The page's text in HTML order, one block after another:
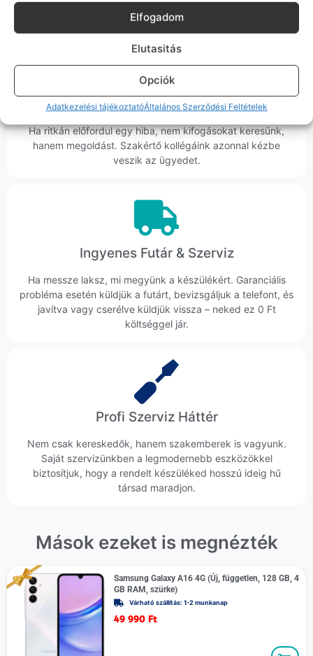
Elfogadom
Elutasitás
Opciók
Adatkezelési tájékoztatóÁltalános Szerződési Feltételek
Korrekt Ügyintézés
Hibázni emberi dolog, de a felelősségvállalás nálunk alap.
Ha ritkán előfordul egy hiba, nem kifogásokat keresünk,
hanem megoldást. Szakértő kollégáink azonnal kézbe
veszik az ügyedet.
Ingyenes Futár & Szerviz
Ha messze laksz, mi megyünk a készülékért. Garanciális
probléma esetén küldjük a futárt, bevizsgáljuk a telefont, és
javítva vagy cserélve küldjük vissza – neked ez 0 Ft
költséggel jár.
Profi Szerviz Háttér
Nem csak kereskedők, hanem szakemberek is vagyunk.
Saját szervizünkben a legmodernebb eszközökkel
biztosítjuk, hogy a rendelt készüléked hosszú ideig hű
társad maradjon.
Mások ezeket is megnézték
Samsung Galaxy A16 4G (Új, független, 128 GB, 4
GB RAM, szürke)
Várható szállítás: 1-2 munkanap
49 990 Ft